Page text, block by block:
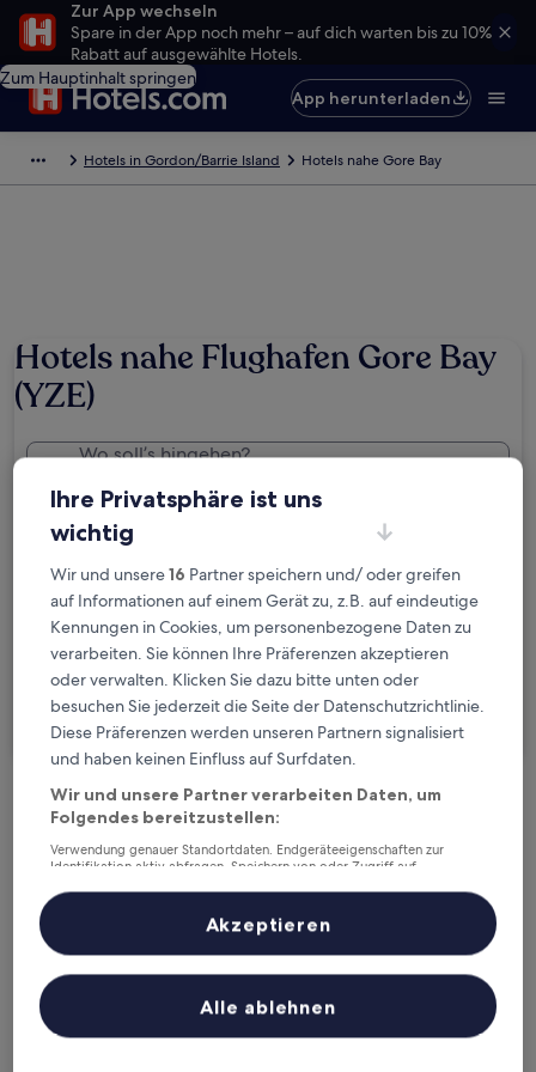
Zur App wechseln
Spare in der App noch mehr – auf dich warten bis zu 10%
Rabatt auf ausgewählte Hotels.
Zum Hauptinhalt springen
App herunterladen
Hotels in Gordon/Barrie Island Hotels nahe Gore Bay
Hotels nahe Flughafen Gore Bay
(YZE)
Wo soll’s hingehen?
Daten
Sa., 22. Aug. - So., 23. Aug.
Gäste
2 Reisende, 1 Zimmer
Kostenlose Stornierung bei
Planänderungen
Verdiene Prämien für jede
wahrgenommene Übernachtung
Mehr sparen mit Preisen für Mitglieder
Ihre Privatsphäre ist uns
wichtig
Wir und unsere16 Partner speichern und/ oder greifen
auf Informationen auf einem Gerät zu, z.B. auf eindeutige
Kennungen in Cookies, um personenbezogene Daten zu
verarbeiten. Sie können Ihre Präferenzen akzeptieren
oder verwalten. Klicken Sie dazu bitte unten oder
besuchen Sie jederzeit die Seite der Datenschutzrichtlinie.
Diese Präferenzen werden unseren Partnern signalisiert
und haben keinen Einfluss auf Surfdaten.
Wir und unsere Partner verarbeiten Daten, um
Folgendes bereitzustellen:
Verwendung genauer Standortdaten. Endgeräteeigenschaften zur
Identifikation aktiv abfragen. Speichern von oder Zugriff auf
Inhalte, Messung von Werbeleistung und der Performance von Inhalten,
Zielgruppenforschung sowie Entwicklung und Verbesserung von
Liste der Partner (Lieferanten)
Alle ablehnen
Akzeptieren